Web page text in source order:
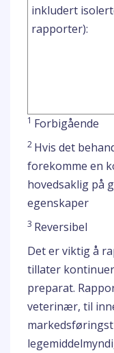
inkludert
rapporter):
1 Forbigående
2 Hvis det
forekomme en
hovedsaklig på
egenskaper
3 Reversibel
Det er viktig å
tillater
preparat.
veterinær, til